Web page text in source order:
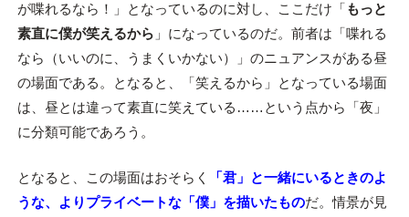
が喋れるなら！」となっているのに対し、ここだけ「もっと
素直に僕が笑えるから 」になっているのだ。前者は「喋れる
なら（いいのに、うまくいかない）」のニュアンスがある昼
の場面である。となると、「笑えるから」となっている場面
は、昼とは違って素直に笑えている……という点から「夜」
に分類可能であろう。
となると、この場面はおそらく
「君」と一緒にいるときのよ
うな、よりプライベートな「僕」を描いたものだ。情景が見